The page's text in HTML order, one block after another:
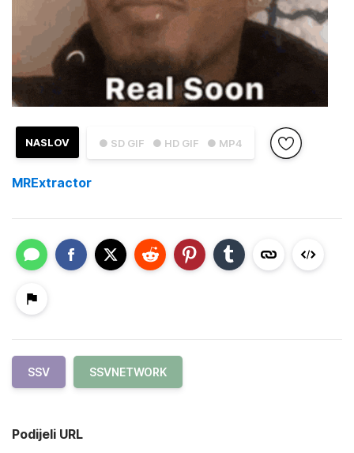
● SD GIF ● HD GIF ● MP4
NASLOV
MRExtractor
SSV SSVNETWORK
Podijeli URL